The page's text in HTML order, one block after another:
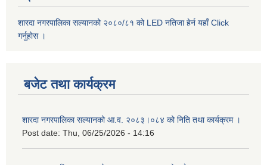
शारदा नगरपालिका सल्यानको २०८०/८१ को LED नतिजा हेर्न यहाँ Click
गर्नुहोस ।
बजेट तथा कार्यक्रम
शारदा नगरपालिका सल्यानको आ.व. २०८३।०८४ को निति तथा कार्यक्रम ।
Post date: Thu, 06/25/2026 - 14:16